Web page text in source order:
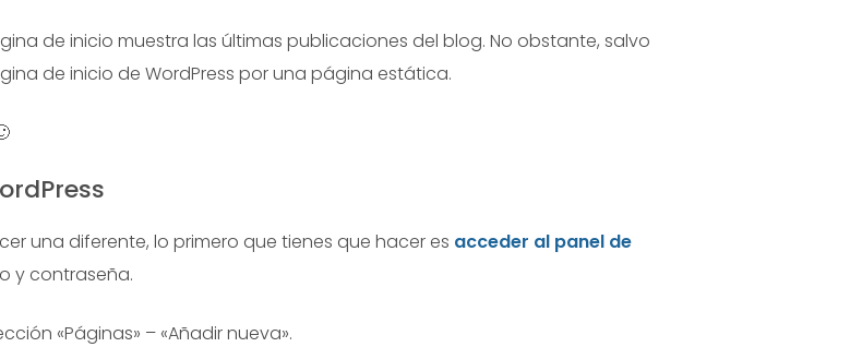
de inicio muestra las últimas publicaciones del blog. No obstante, salvo
de inicio de WordPress por una página estática.
una diferente, lo primero que tienes que hacer es acceder al panel de
y contraseña.
«Páginas» – «Añadir nueva».